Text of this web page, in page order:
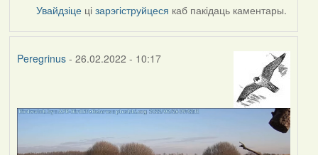
Увайдзіце цізарэгіструйцеся каб пакідаць каментары.
Peregrinus- 26.02.2022 - 10:17